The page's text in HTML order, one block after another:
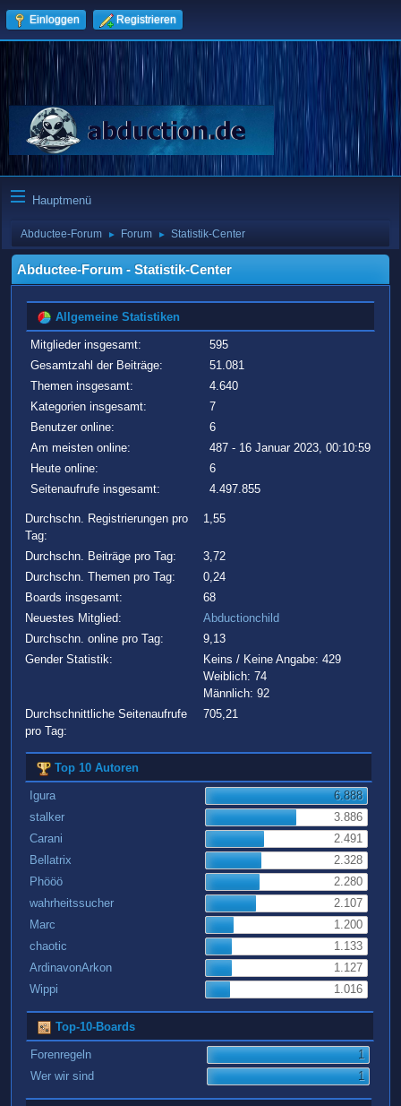
Einloggen Registrieren
Hauptmenü
Abductee-Forum ► Forum ► Statistik-Center
Abductee-Forum - Statistik-Center
Allgemeine Statistiken
Mitglieder insgesamt:
595
Gesamtzahl der Beiträge:
51.081
Themen insgesamt:
4.640
Kategorien insgesamt:
7
Benutzer online:
6
Am meisten online:
487 - 16 Januar 2023, 00:10:59
Heute online:
6
Seitenaufrufe insgesamt:
4.497.855
Durchschn. Registrierungen pro
Tag:
1,55
Durchschn. Beiträge pro Tag:
3,72
Durchschn. Themen pro Tag:
0,24
Boards insgesamt:
68
Neuestes Mitglied:
Abductionchild
Durchschn. online pro Tag:
9,13
Gender Statistik:
Keins / Keine Angabe: 429
Weiblich: 74
Männlich: 92
Durchschnittliche Seitenaufrufe
pro Tag:
705,21
Top 10 Autoren
Igura
6.888
stalker
3.886
Carani
2.491
Bellatrix
2.328
Phööö
2.280
wahrheitssucher
2.107
Marc
1.200
chaotic
1.133
ArdinavonArkon
1.127
Wippi
1.016
Top-10-Boards
Forenregeln
1
Wer wir sind
1